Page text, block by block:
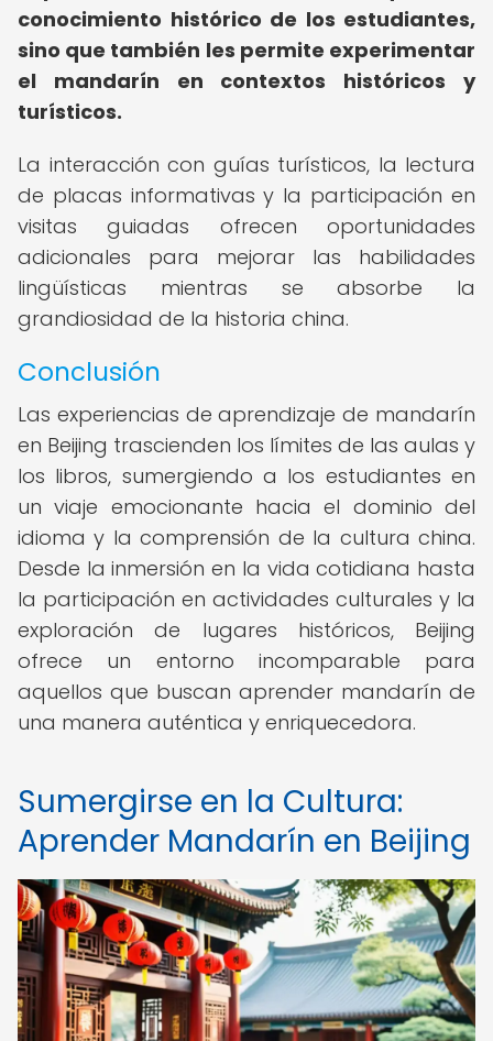
conocimiento histórico de los estudiantes,
sino que también les permite experimentar
el mandarín en contextos históricos y
turísticos.
La interacción con guías turísticos, la lectura
de placas informativas y la participación en
visitas guiadas ofrecen oportunidades
adicionales para mejorar las habilidades
lingüísticas mientras se absorbe la
grandiosidad de la historia china.
Conclusión
Las experiencias de aprendizaje de mandarín
en Beijing trascienden los límites de las aulas y
los libros, sumergiendo a los estudiantes en
un viaje emocionante hacia el dominio del
idioma y la comprensión de la cultura china.
Desde la inmersión en la vida cotidiana hasta
la participación en actividades culturales y la
exploración de lugares históricos, Beijing
ofrece un entorno incomparable para
aquellos que buscan aprender mandarín de
una manera auténtica y enriquecedora.
Sumergirse en la Cultura:
Aprender Mandarín en Beijing